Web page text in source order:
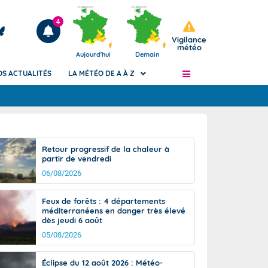
Articles
4
Aujourd'hui Demain
Vigilance
météo
de
Phénomènes dangereux de J+2 à J+7
Avertissement pluies intenses à l'échelle
des communes (Apic)
Bulletins Marine
Bulletins d'estimation du risque
d'avalanche
Météo des forêts
Vigicrues
ACTUALITÉS LA MÉTÉO DE A À Z
Retour progressif de la chaleur à
partir de vendredi
06/08/2026
Feux de forêts : 4 départements
méditerranéens en danger très élevé
dès jeudi 6 août
05/08/2026
Éclipse du 12 août 2026 : Météo-